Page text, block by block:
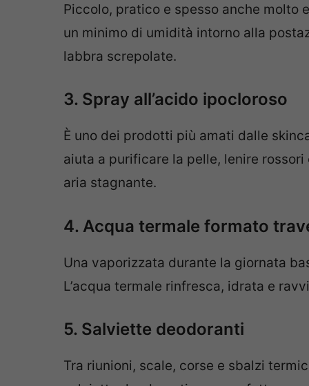
Piccolo, pratico e spesso anche molto
un minimo di umidità intorno alla
labbra screpolate.
3. Spray all’acido ipocloroso
È uno dei prodotti più amati dalle
aiuta a purificare la pelle, lenire
aria stagnante.
4. Acqua termale formato
Una vaporizzata durante la giornata
L’acqua termale rinfresca, idrata e
5. Salviette deodoranti
Tra riunioni, scale, corse e sbalzi